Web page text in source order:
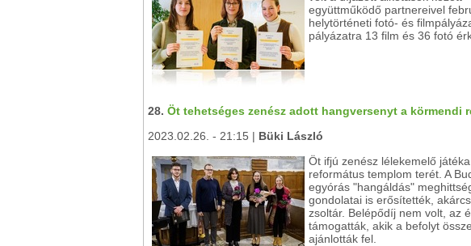
együttműködő partnereivel
helytörténeti fotó- és
pályázatra 13 film és 36 fotó
28. Öt tehetséges zenész adott hangversenyt a körmendi
2023.02.26. - 21:15 | Büki László
Öt ifjú zenész lélekemelő
református templom terét. A
egyórás "hangáldás"
gondolatai is erősítették,
zsoltár. Belépődíj nem volt, az
támogatták, akik a befolyt
ajánlották fel.